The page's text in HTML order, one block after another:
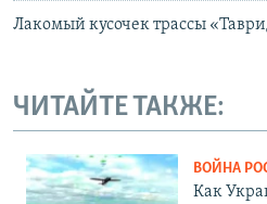
Лакомый кусочек трассы
ЧИТАЙТЕ ТАКЖЕ:
ВОЙНА
Как